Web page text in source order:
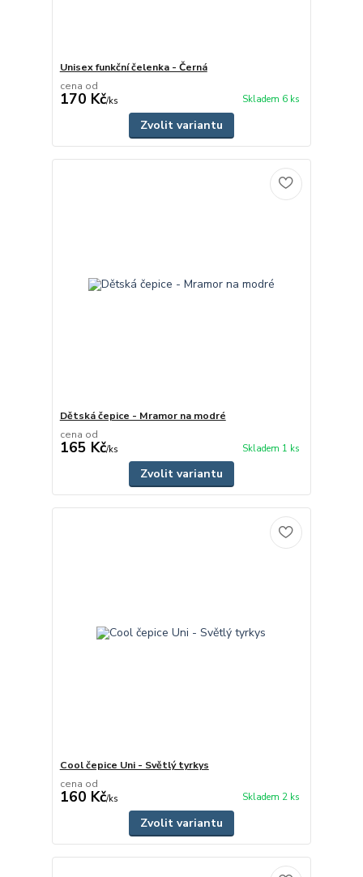
Unisex funkční čelenka - Černá
cena od
170 Kč/ks Skladem 6 ks
Zvolit variantu
Dětská čepice - Mramor na modré
cena od
165 Kč/ks Skladem 1 ks
Zvolit variantu
Cool čepice Uni - Světlý tyrkys
cena od
160 Kč/ks Skladem 2 ks
Zvolit variantu